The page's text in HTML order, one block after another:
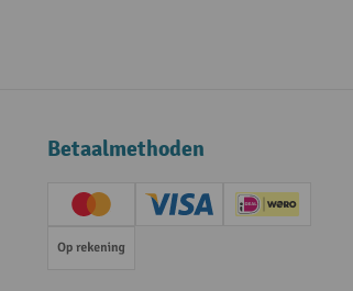
Betaalmethoden
Creditcard (Master)Creditcard (Visa)iDEAL | Wero
Op rekening